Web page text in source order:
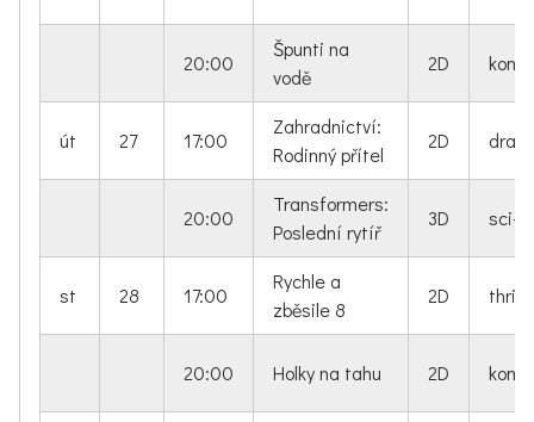
20:00
Špunti na
vodě
2D
út 27 17:00
Zahradnictví:
Rodinný přítel
2D
20:00
Transformers:
Poslední rytíř
3D sci-fi
st 28 17:00
Rychle a
zběsile 8
2D
20:00 Holky na tahu 2D